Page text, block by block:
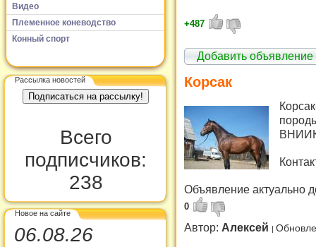
Видео
Племенное коневодство
Конный спорт
Рассылка новостей
Всего
подписчиков:
238
Новое на сайте
06.08.26
+487
Добавить объявление
Корсак
Объявление актуально
0
Автор: Алексей